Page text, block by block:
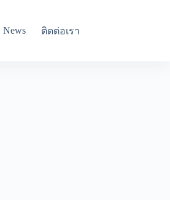
News ติดต่อเรา